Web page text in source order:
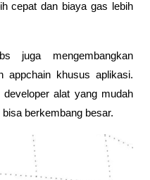
cepat dan biaya gas lebih
juga mengembangkan
appchain khusus aplikasi.
alat yang mudah
berkembang besar.